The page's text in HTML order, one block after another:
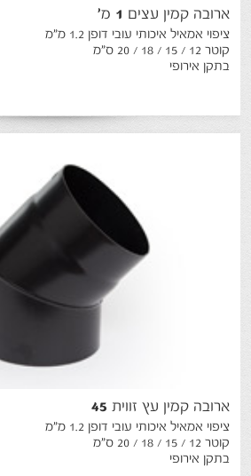
ארובה קמין עצים מ'
ציפוי אמאיל איכותי עובי דופן 1.2 מ"מ
קוטר 12 / 15 / 18 / 20 ס"מ
בתקן אירופי
ארובה קמין עץ זווית
ציפוי אמאיל איכותי עובי דופן 1.2 מ"מ
קוטר 12 / 15 / 18 / 20 ס"מ
בתקן אירופי